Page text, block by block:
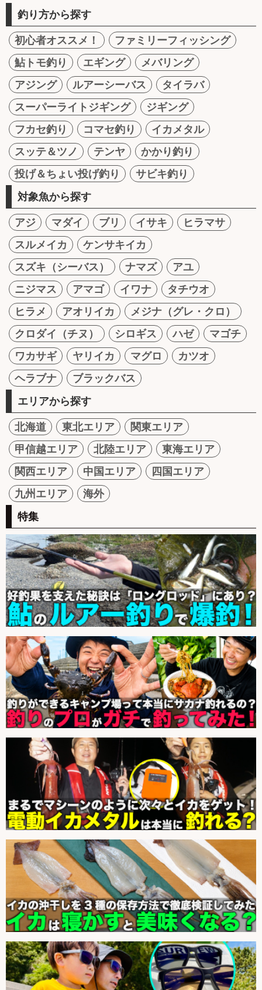
釣り方から探す
初心者オススメ！
ファミリーフィッシング
鮎トモ釣り
エギング
メバリング
アジング
ルアーシーバス
タイラバ
スーパーライトジギング
ジギング
フカセ釣り
コマセ釣り
イカメタル
スッテ＆ツノ
テンヤ
かかり釣り
投げ＆ちょい投げ釣り
サビキ釣り
対象魚から探す
アジ マダイ ブリ イサキ
ヒラマサ
スルメイカ
ケンサキイカ
スズキ（シーバス）
ナマズ
アユ
ニジマス
アマゴ イワナ
タチウオ
ヒラメ
アオリイカ
メジナ（グレ・クロ）
クロダイ（チヌ）
シロギス ハゼ
マゴチ
ワカサギ
ヤリイカ マグロ
カツオ
ヘラブナ
ブラックバス
エリアから探す
北海道 東北エリア
関東エリア
甲信越エリア
北陸エリア
東海エリア
関西エリア
中国エリア
四国エリア
九州エリア
海外
特集